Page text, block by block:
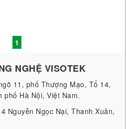
1
NGHỆ VISOTEK
11, phố Thượng Mạo, Tổ 14,
phố Hà Nội, Việt Nam.
Nguyễn Ngọc Nại, Thanh Xuân,